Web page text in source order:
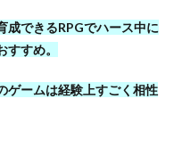
成できるRPGでハース中に
すめ。
ゲームは経験上すごく相性